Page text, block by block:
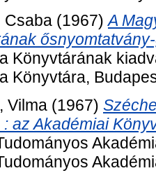
Csaba (1967)A
Könyvtárának
Könyvtára,
Vilma (1967)
: az Akadémiai